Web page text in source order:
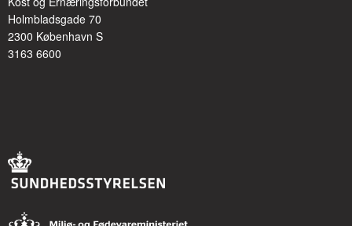
Holmbladsgade 70
2300 København S
3163 6600